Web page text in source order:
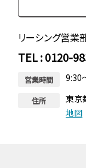
リーシング営業
TEL : 0120-
営業時間 9:30
住所
東京
地図